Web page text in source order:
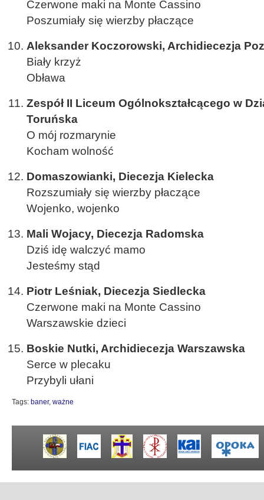
Czerwone maki na Monte Cassino
Poszumiały się wierzby płaczące
Aleksander Koczorowski, Archidiecezja
Biały krzyż
Obława
Zespół II Liceum Ogólnokształcącego w
Toruńska
O mój rozmarynie
Kocham wolność
Domaszowianki, Diecezja Kielecka
Rozszumiały się wierzby płaczące
Wojenko, wojenko
Mali Wojacy, Diecezja Radomska
Dziś idę walczyć mamo
Jesteśmy stąd
Piotr Leśniak, Diecezja Siedlecka
Czerwone maki na Monte Cassino
Warszawskie dzieci
Boskie Nutki, Archidiecezja Warszawska
Serce w plecaku
Przybyli ułani
Tags: baner, ważne